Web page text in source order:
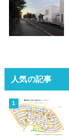
人気の記事